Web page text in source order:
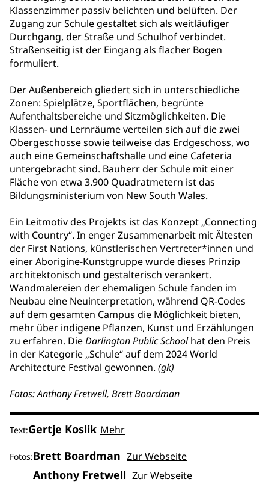
Klassenzimmer passiv belichten und belüften. Der
Zugang zur Schule gestaltet sich als weitläufiger
Durchgang, der Straße und Schulhof verbindet.
Straßenseitig ist der Eingang als flacher Bogen
formuliert.
Der Außenbereich gliedert sich in unterschiedliche
Zonen: Spielplätze, Sportflächen, begrünte
Aufenthaltsbereiche und Sitzmöglichkeiten. Die
Klassen- und Lernräume verteilen sich auf die zwei
Obergeschosse sowie teilweise das Erdgeschoss, wo
auch eine Gemeinschaftshalle und eine Cafeteria
untergebracht sind. Bauherr der Schule mit einer
Fläche von etwa 3.900 Quadratmetern ist das
Bildungsministerium von New South Wales.
Ein Leitmotiv des Projekts ist das Konzept „Connecting
with Country“. In enger Zusammenarbeit mit Ältesten
der First Nations, künstlerischen Vertreter*innen und
einer Aborigine-Kunstgruppe wurde dieses Prinzip
architektonisch und gestalterisch verankert.
Wandmalereien der ehemaligen Schule fanden im
Neubau eine Neuinterpretation, während QR-Codes
auf dem gesamten Campus die Möglichkeit bieten,
mehr über indigene Pflanzen, Kunst und Erzählungen
zu erfahren. DieDarlington Public Schoolhat den Preis
in der Kategorie „Schule“ auf dem 2024 World
Architecture Festival gewonnen. (gk)
Fotos:Anthony Fretwell, Brett Boardman
Text:Gertje Koslik Mehr
Fotos:Brett Boardman Zur Webseite
Anthony Fretwell Zur Webseite